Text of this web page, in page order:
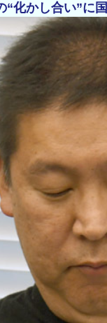
“化かし合い”に